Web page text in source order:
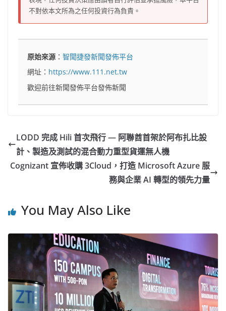
不對依本文所為之任何投資行為負責。
原始來源 ：智聞捷發新聞發佈平台
網址： https://www.111.net.tw
歡迎前往新聞發佈平台發佈新聞
LODD 完成 Hili 首次飛行 — 阿聯酋首架於阿布扎比設
計、製造及測試的混合動力重型貨運無人機
Cognizant 宣佈收購 3Cloud，打造 Microsoft Azure 服
務與企業 AI 轉型的領先力量
You May Also Like